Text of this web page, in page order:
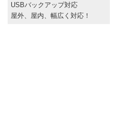
USBバックアップ対応
屋外、屋内、幅広く対応！